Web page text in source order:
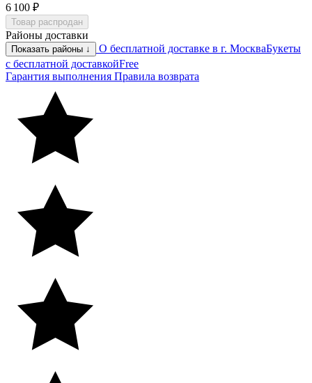
6 100 ₽
Товар распродан
Районы доставки
Показать районы ↓ О бесплатной доставке в г. МоскваБукеты
с бесплатной доставкойFree
Гарантия выполнения Правила возврата